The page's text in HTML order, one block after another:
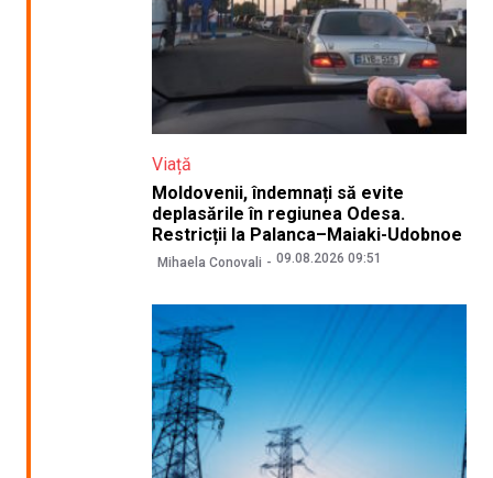
Viață
Moldovenii, îndemnați să evite
deplasările în regiunea Odesa.
Restricții la Palanca–Maiaki-Udobnoe
Mihaela Conovali 09.08.2026 09:51